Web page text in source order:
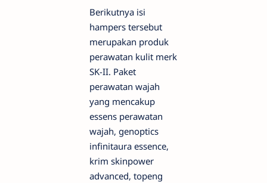
Berikutnya isi
hampers tersebut
merupakan produk
perawatan kulit merk
SK-II. Paket
perawatan wajah
yang mencakup
essens perawatan
wajah, genoptics
infinitaura essence,
krim skinpower
advanced, topeng